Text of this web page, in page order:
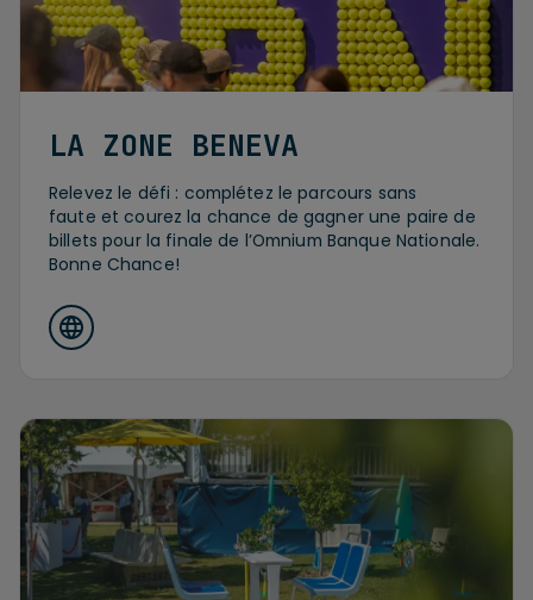
LA ZONE BENEVA
Relevez le défi : complétez le parcours sans
faute et courez la chance de gagner une paire de
billets pour la finale de l’Omnium Banque Nationale.
Bonne Chance!